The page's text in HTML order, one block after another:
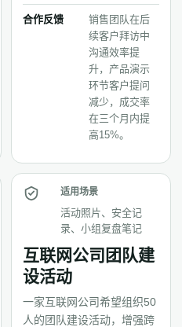
合作反馈
销售团队在后
续客户拜访中
沟通效率提
升，产品演示
环节客户提问
减少，成交率
在三个月内提
高15%。
适用场景
活动照片、安全记
录、小组复盘笔记
互联网公司团队建
设活动
一家互联网公司希望组织50
人的团队建设活动，增强跨